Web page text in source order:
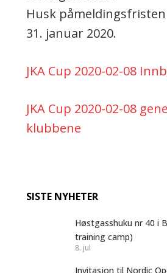
Husk
31. januar 2020.
JKA Cup 2020-02-08
JKA Cup 2020-02-08
klubbene
SISTE NYHETER
Høstgasshuku nr 40 i
training camp)
8. jul
Invitasjon til Nordic